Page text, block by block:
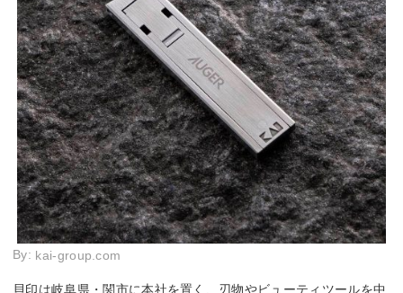
By: kai-group.com
貝印は岐阜県・関市に本社を置く、刃物やビューティツールを中